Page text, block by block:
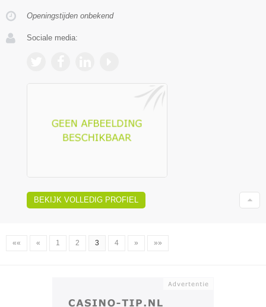
Openingstijden onbekend
Sociale media:
BEKIJK VOLLEDIG PROFIEL
«« « 1 2 3 4 » »»